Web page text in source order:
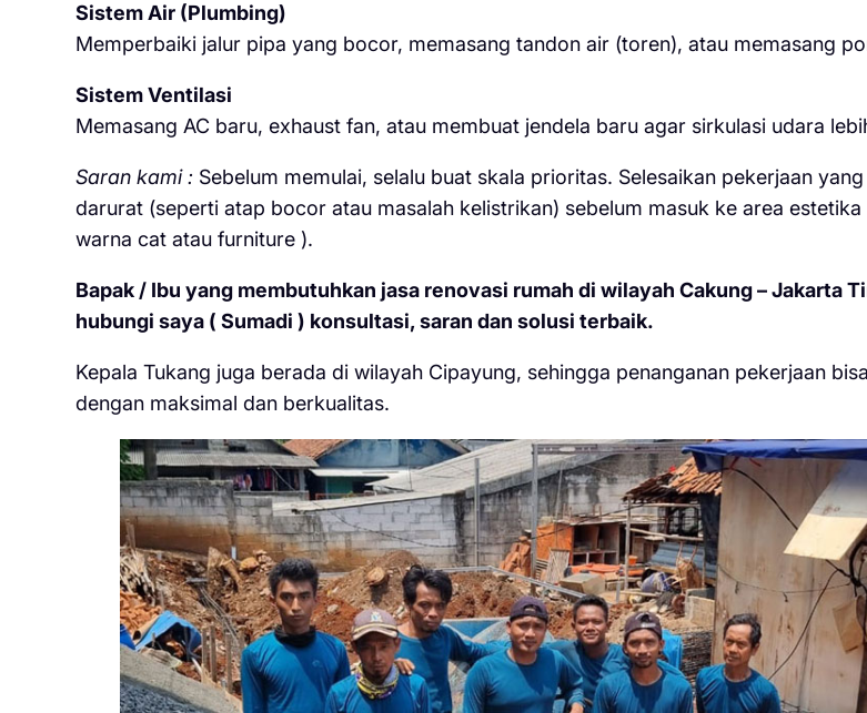
Sistem Air (Plumbing)
Memperbaiki jalur pipa yang bocor, memasang tandon air (toren), atau memasang
Sistem Ventilasi
Memasang AC baru, exhaust fan, atau membuat jendela baru agar sirkulasi udara
Saran kami : Sebelum memulai, selalu buat skala prioritas. Selesaikan pekerjaan
darurat (seperti atap bocor atau masalah kelistrikan) sebelum masuk ke area
warna cat atau furniture ).
Bapak / Ibu yang membutuhkan jasa renovasi rumah di wilayah Cakung – Jakarta
hubungi saya ( Sumadi ) konsultasi, saran dan solusi terbaik.
Kepala Tukang juga berada di wilayah Cipayung, sehingga penanganan pekerjaan
dengan maksimal dan berkualitas.